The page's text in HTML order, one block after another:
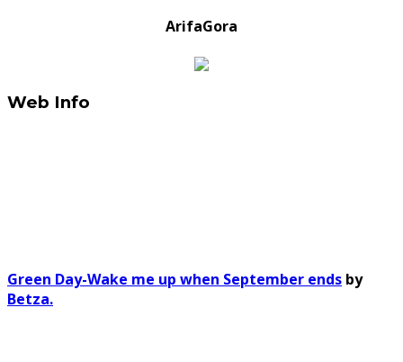
ArifaGora
Web Info
Green Day-Wake me up when September ends by
Betza.